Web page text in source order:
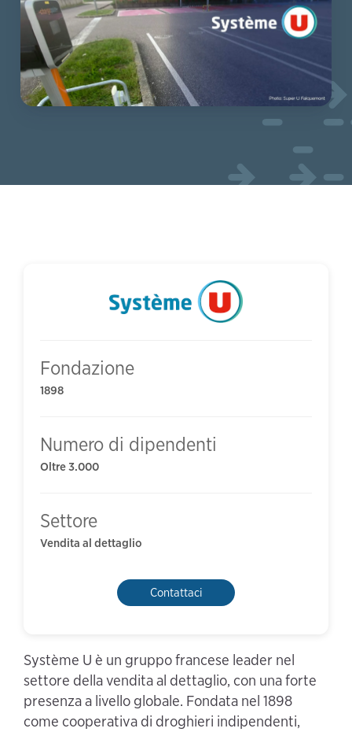
Fondazione
1898
Numero di dipendenti
Oltre 3.000
Settore
Vendita al dettaglio
Contattaci
Système U è un gruppo francese leader nel
settore della vendita al dettaglio, con una forte
presenza a livello globale. Fondata nel 1898
come cooperativa di droghieri indipendenti,